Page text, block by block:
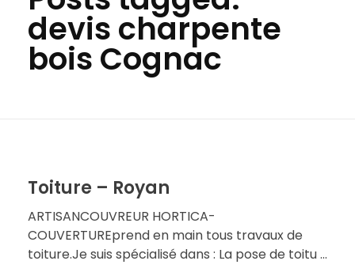
devis charpente
bois Cognac
Toiture – Royan
ARTISANCOUVREUR HORTICA-
COUVERTUREprend en main tous travaux de
toiture.Je suis spécialisé dans : La pose de toitu ...